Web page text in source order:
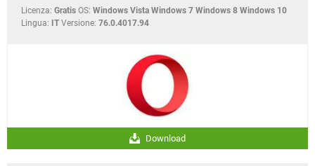
Licenza: Gratis OS: Windows Vista Windows 7 Windows 8 Windows 10
Lingua: IT Versione: 76.0.4017.94
Download